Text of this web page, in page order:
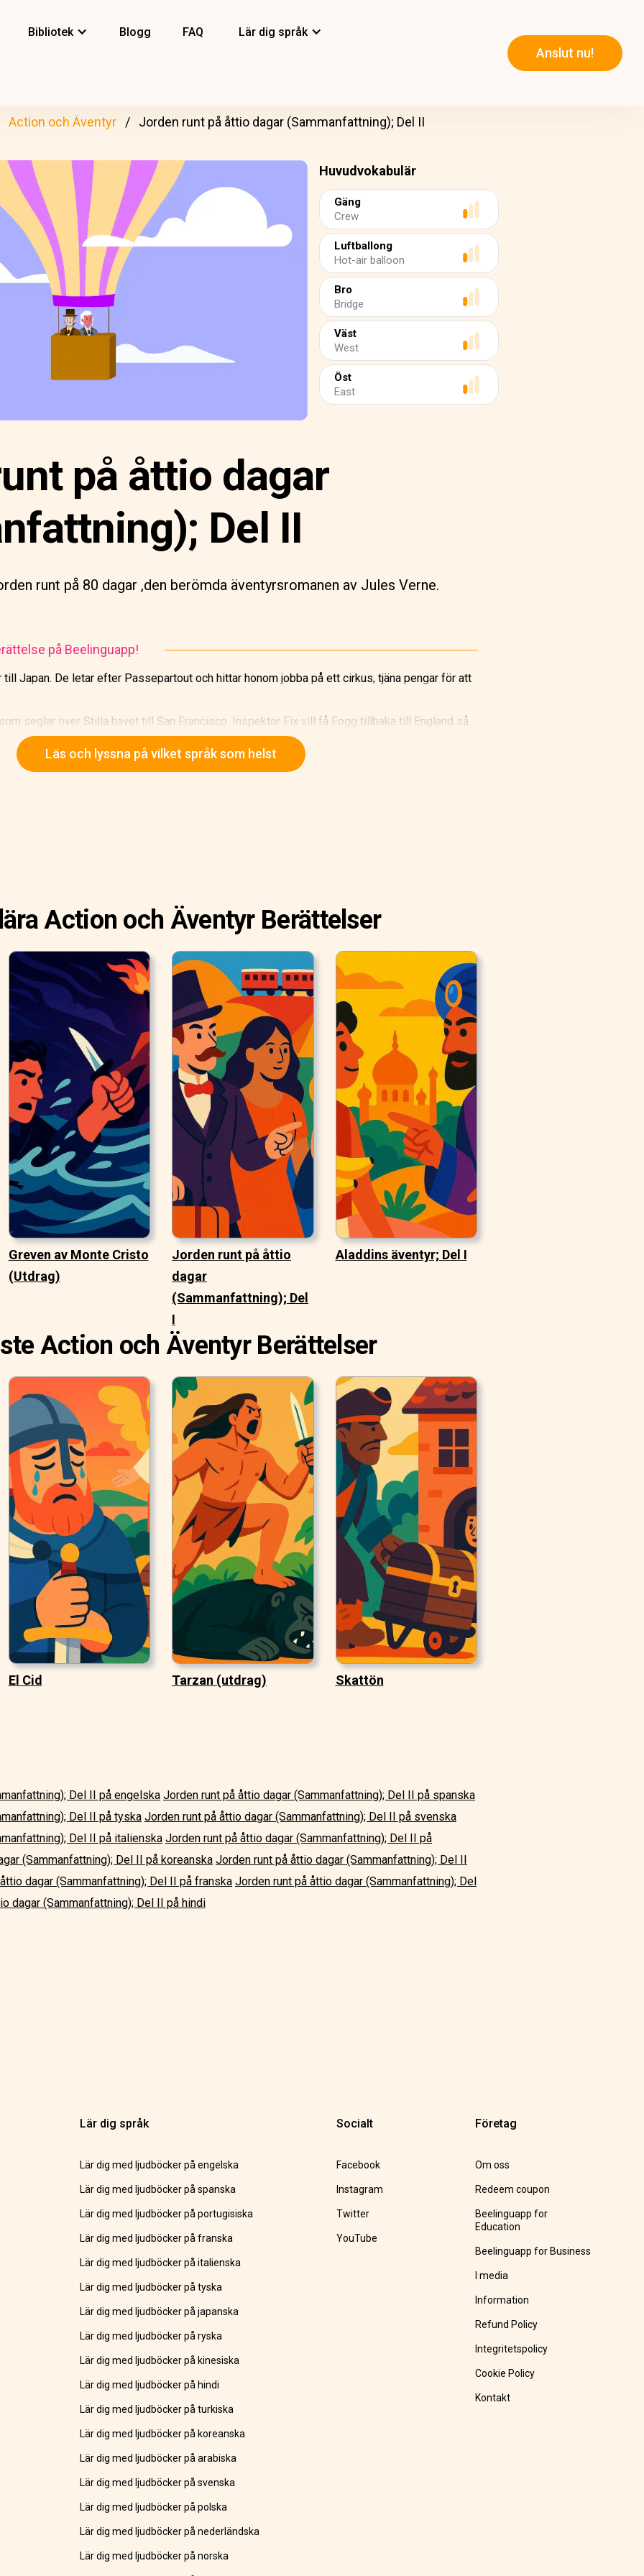
Bibliotek Blogg FAQ Lär dig språk
Anslut nu!
Action och Äventyr Jorden runt på åttio dagar (Sammanfattning); Del II
Huvudvokabulär
Gäng
Crew
Luftballong
Hot-air balloon
Bro
Bridge
Väst
West
Öst
East
på åttio dagar
Del II
runt på 80 dagar ,den berömda äventyrsromanen av Jules Verne.
på Beelinguapp!
Japan. De letar efter Passepartout och hittar honom jobba på ett cirkus, tjäna pengar för att
seglar över Stilla havet till San Francisco. Inspektör Fix vill få Fogg tillbaka till England så
Läs och lyssna på vilket språk som helst
Action och Äventyr Berättelser
Greven av Monte Cristo
(Utdrag)
Jorden runt på åttio
dagar
(Sammanfattning); Del
I
Aladdins äventyr; Del I
Action och Äventyr Berättelser
El Cid Tarzan (utdrag) Skattön
Del II på engelska Jorden runt på åttio dagar (Sammanfattning); Del II på spanska
Del II på tyska Jorden runt på åttio dagar (Sammanfattning); Del II på svenska
Del II på italienska Jorden runt på åttio dagar (Sammanfattning); Del II på
(Sammanfattning); Del II på koreanska Jorden runt på åttio dagar (Sammanfattning); Del II
dagar (Sammanfattning); Del II på franska Jorden runt på åttio dagar (Sammanfattning); Del
dagar (Sammanfattning); Del II på hindi
Lär dig språk
Lär dig med ljudböcker på engelska
Lär dig med ljudböcker på spanska
Lär dig med ljudböcker på portugisiska
Lär dig med ljudböcker på franska
Lär dig med ljudböcker på italienska
Lär dig med ljudböcker på tyska
Lär dig med ljudböcker på japanska
Lär dig med ljudböcker på ryska
Lär dig med ljudböcker på kinesiska
Lär dig med ljudböcker på hindi
Lär dig med ljudböcker på turkiska
Lär dig med ljudböcker på koreanska
Lär dig med ljudböcker på arabiska
Lär dig med ljudböcker på svenska
Lär dig med ljudböcker på polska
Lär dig med ljudböcker på nederländska
Lär dig med ljudböcker på norska
Socialt
Facebook
Instagram
Twitter
YouTube
Företag
Om oss
Redeem coupon
Beelinguapp for
Education
Beelinguapp for Business
I media
Information
Refund Policy
Integritetspolicy
Cookie Policy
Kontakt